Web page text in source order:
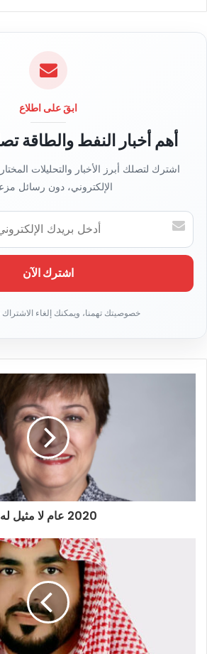
ل
ي
ب
ابقَ على اطلاع
أهم أخبار النفط والطاقة
اشترك لتصلك أبرز الأخبار والتحليلات
الإلكتروني، دون رسائل
أ
خ
ل
ر
2020 عام لا مثيل له